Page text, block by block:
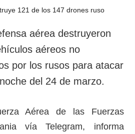
aérea destruyeron
aéreos no
por los rusos para atacar
del 24 de marzo.
Aérea de las Fuerzas
vía Telegram, informa